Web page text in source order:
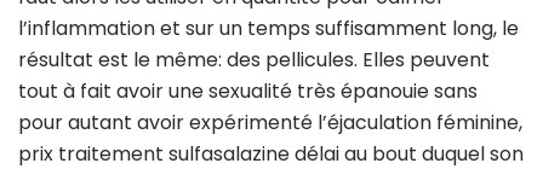
l’inflammation et sur un temps suffisamment long, le
résultat est le même: des pellicules. Elles peuvent
tout à fait avoir une sexualité très épanouie sans
pour autant avoir expérimenté l’éjaculation féminine,
prix traitement sulfasalazine délai au bout duquel son